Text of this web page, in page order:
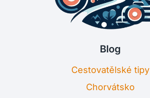
Blog
Cestovatělské tipy
Chorvátsko